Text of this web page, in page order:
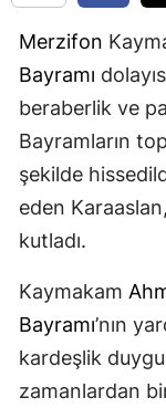
Merzifon
Bayramı
beraberlik ve
Bayramların
şekilde
eden
kutladı.
Kaymakam
Bayramı’nın
kardeşlik
zamanlardan